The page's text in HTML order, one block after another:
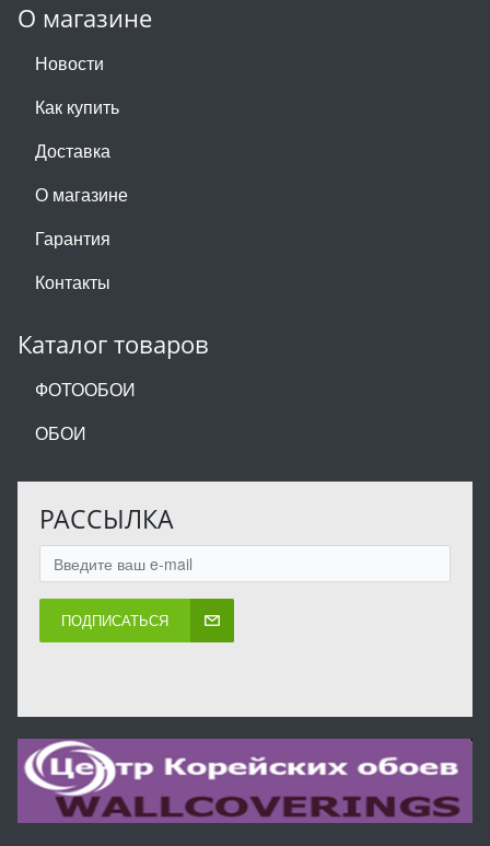
О магазине
Новости
Как купить
Доставка
О магазине
Гарантия
Контакты
Каталог товаров
ФОТООБОИ
ОБОИ
РАССЫЛКА
ПОДПИСАТЬСЯ